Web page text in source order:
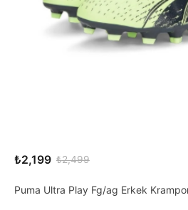
₺2,499
Orijinal
fiyat:
₺2,199
Şu
andaki
Puma Ultra Play Fg/ag Erkek